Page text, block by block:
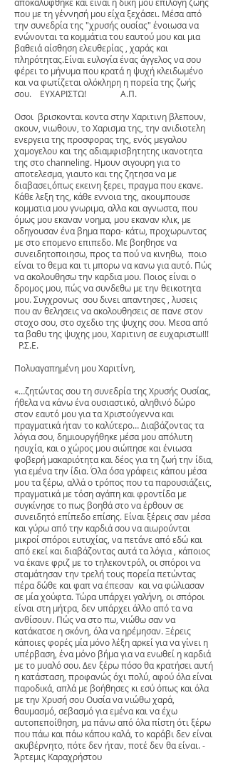
που με τη γέννησή μου είχα ξεχάσει. Μέσα από
την συνεδρία της "χρυσής ουσίας" ένοιωσα να
ενώνονται τα κομμάτια του εαυτού μου και μια
βαθειά αίσθηση ελευθερίας , χαράς και
πληρότητας.Είναι ευλογία ένας άγγελος να σου
φέρει το μήνυμα που κρατά η ψυχή κλειδωμένο
και να φωτίζεται ολόκληρη η πορεία της ζωής
σου. ΕΥΧΑΡΙΣΤΩ! Α.Π.
Οσοι βρισκονται κοντα στην Χαριτινη βλεπουν,
ακουν, νιωθουν, το Χαρισμα της, την ανιδιοτελη
ενεργεια της προσφορας της, ενός μεγαλου
χαμογελου και της αδιαμφισβητητης ικανοτητα
της στο channeling. Ημουν σιγουρη για το
αποτελεσμα, γιαυτο και της ζητησα να με
διαβασει,όπως εκεινη ξερει, πραγμα που εκανε.
Κάθε λεξη της, κάθε εννοια της, ακουμπουσε
κομματια μου γνωριμα, αλλα και αγνωστα, που
όμως μου εκαναν νοημα, μου εκαναν κλικ, με
οδηγουσαν ένα βημα παρα- κάτω, προχωρωντας
με στο επομενο επιπεδο. Mε βοηθησε να
συνειδητοποιησω, προς τα πού να κινηθω, ποιο
είναι το θεμα και τι μπορω να κανω για αυτό. Πώς
να ακολουθησω την καρδια μου. Ποιος είναι ο
δρομος μου, πώς να συνδεθω με την θεικοτητα
μου. Συγχρονως σου δινει απαντησες , λυσεις
που αν θελησεις να ακολουθησεις σε πανε στον
στοχο σου, στο σχεδιο της ψυχης σου. Μεσα από
τα βαθυ της ψυχης μου, Χαριτινη σε ευχαριστω!!!
Ρ.Σ.Ε.
Πολυαγαπημένη μου Χαριτίνη,
«…ζητώντας σου τη συνεδρία της Χρυσής Ουσίας,
ήθελα να κάνω ένα ουσιαστικό, αληθινό δώρο
στον εαυτό μου για τα Χριστούγεννα και
πραγματικά ήταν το καλύτερο… Διαβάζοντας τα
λόγια σου, δημιουργήθηκε μέσα μου απόλυτη
ησυχία, και ο χώρος μου σιώπησε και ένιωσα
φοβερή μακαριότητα και δέος για τη ζωή την ίδια,
για εμένα την ίδια. Όλα όσα γράφεις κάπου μέσα
μου τα ξέρω, αλλά ο τρόπος που τα παρουσιάζεις,
πραγματικά με τόση αγάπη και φροντίδα με
συγκίνησε το πως βοηθά στο να έρθουν σε
συνειδητό επίπεδο επίσης. Είναι ξέρεις σαν μέσα
και γύρω από την καρδιά σου να αιωρούνται
μικροί σπόροι ευτυχίας, να πετάνε από εδώ και
από εκεί και διαβάζοντας αυτά τα λόγια , κάποιος
να έκανε φριζ με το τηλεκοντρόλ, οι σπόροι να
σταμάτησαν την τρελή τους πορεία πετώντας
πέρα δώθε και φαπ να έπεσαν και να φώλιασαν
σε μία χούφτα. Τώρα υπάρχει γαλήνη, οι σπόροι
είναι στη μήτρα, δεν υπάρχει άλλο από τα να
ανθίσουν. Πώς να στο πω, νιώθω σαν να
κατάκατσε η σκόνη, όλα να ηρέμησαν. Ξέρεις
κάποιες φορές μία μόνο λέξη αρκεί για να γίνει η
υπέρβαση, ένα μόνο βήμα για να ενωθεί η καρδιά
με το μυαλό σου. Δεν ξέρω πόσο θα κρατήσει αυτή
η κατάσταση, προφανώς όχι πολύ, αφού όλα είναι
παροδικά, απλά με βοήθησες κι εσύ όπως και όλα
με την Χρυσή σου Ουσία να νιώθω χαρά,
θαυμασμό, σεβασμό για εμένα και να έχω
αυτοπεποίθηση, μα πάνω από όλα πίστη ότι ξέρω
που πάω και πάω κάπου καλά, το καράβι δεν είναι
ακυβέρνητο, πότε δεν ήταν, ποτέ δεν θα είναι. -
Άρτεμις Καραχρήστου